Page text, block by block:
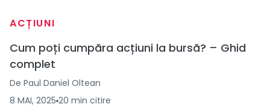
ACȚIUNI
Cum poți cumpăra acțiuni la bursă? – Ghid
complet
De Paul Daniel Oltean
8 MAI, 2025 20 min citire